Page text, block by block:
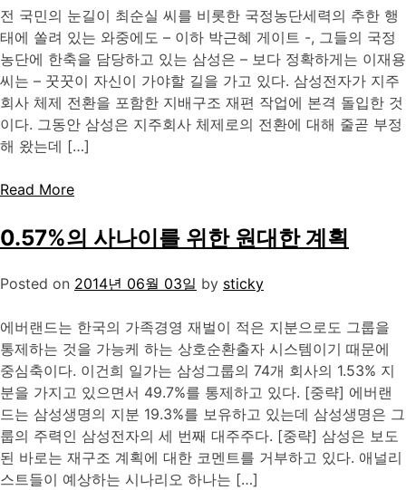
전 국민의 눈길이 최순실 씨를 비롯한 국정농단세력의 추한 행
태에 쏠려 있는 와중에도 – 이하 박근혜 게이트 -, 그들의 국정
농단에 한축을 담당하고 있는 삼성은 – 보다 정확하게는 이재용
씨는 – 꿋꿋이 자신이 가야할 길을 가고 있다. 삼성전자가 지주
회사 체제 전환을 포함한 지배구조 재편 작업에 본격 돌입한 것
이다. 그동안 삼성은 지주회사 체제로의 전환에 대해 줄곧 부정
해 왔는데 […]
Read More
0.57%의 사나이를 위한 원대한 계획
Posted on 2014년 06월 03일 by sticky
에버랜드는 한국의 가족경영 재벌이 적은 지분으로도 그룹을
통제하는 것을 가능케 하는 상호순환출자 시스템이기 때문에
중심축이다. 이건희 일가는 삼성그룹의 74개 회사의 1.53% 지
분을 가지고 있으면서 49.7%를 통제하고 있다. [중략] 에버랜
드는 삼성생명의 지분 19.3%를 보유하고 있는데 삼성생명은 그
룹의 주력인 삼성전자의 세 번째 대주주다. [중략] 삼성은 보도
된 바로는 재구조 계획에 대한 코멘트를 거부하고 있다. 애널리
스트들이 예상하는 시나리오 하나는 […]